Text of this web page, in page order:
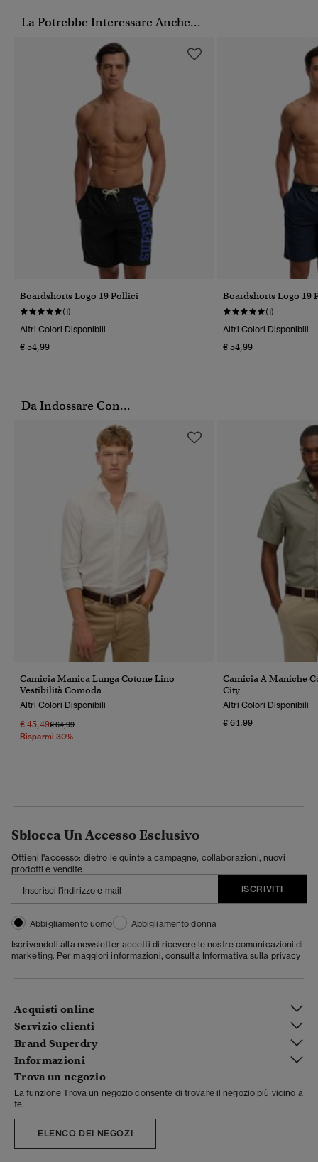
La Potrebbe Interessare Anche...
Boardshorts Logo 19 Pollici
(1)
Altri Colori Disponibili
€ 54,99
Boardshorts Logo 19
(1)
Altri Colori Disponibili
€ 54,99
Da Indossare Con...
Camicia Manica Lunga Cotone Lino
Vestibilità Comoda
Altri Colori Disponibili
€ 45,49Prezzo Ridotto Da
€ 64,99A
Risparmi 30%
Camicia A Maniche
City
Altri Colori Disponibili
€ 64,99
Sblocca Un Accesso Esclusivo
Ottieni l'accesso: dietro le quinte a campagne, collaborazioni, nuovi
prodotti e vendite.
ISCRIVITI
Abbigliamento uomo
Abbigliamento donna
Iscrivendoti alla newsletter accetti di ricevere le nostre comunicazioni di
marketing. Per maggiori informazioni, consulta Informativa sulla privacy
Acquisti online
Servizio clienti
Brand Superdry
Informazioni
Trova un negozio
La funzione Trova un negozio consente di trovare il negozio più vicino a
te.
ELENCO DEI NEGOZI